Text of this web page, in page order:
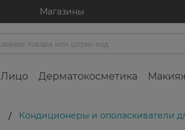
Магазины
Лицо Дерматокосметика
/ Кондиционеры и ополаскиватели